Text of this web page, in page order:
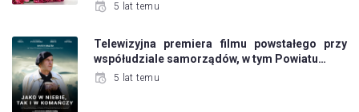
5 lat temu
Telewizyjna premiera filmu powstałego przy
współudziale samorządów, w tym Powiatu…
5 lat temu